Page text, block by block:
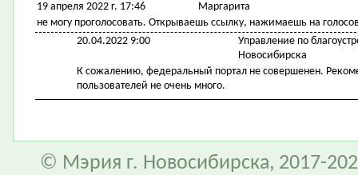
19 апреля 2022 г. 17:46
Маргарита
не могу проголосовать. Открываешь ссылку, нажимаешь на
20.04.2022 9:00
Управление по
Новосибирска
К сожалению, федеральный портал не совершенен.
пользователей не очень много.
© Мэрия г. Новосибирска, 2017-